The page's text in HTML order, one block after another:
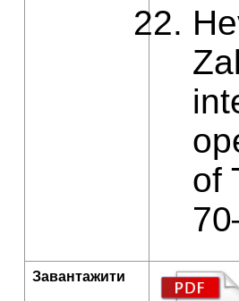
of
Завантажити